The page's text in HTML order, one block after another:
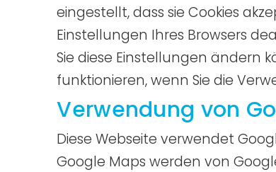
eingestellt, dass sie Cookies
Einstellungen Ihres Browsers
Sie diese Einstellungen ändern
funktionieren, wenn Sie die
Verwendung von
Diese Webseite verwendet
Google Maps werden von